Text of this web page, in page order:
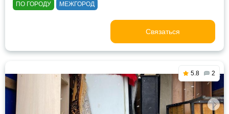
ПО ГОРОДУ МЕЖГОРОД
Связаться
5.8 2